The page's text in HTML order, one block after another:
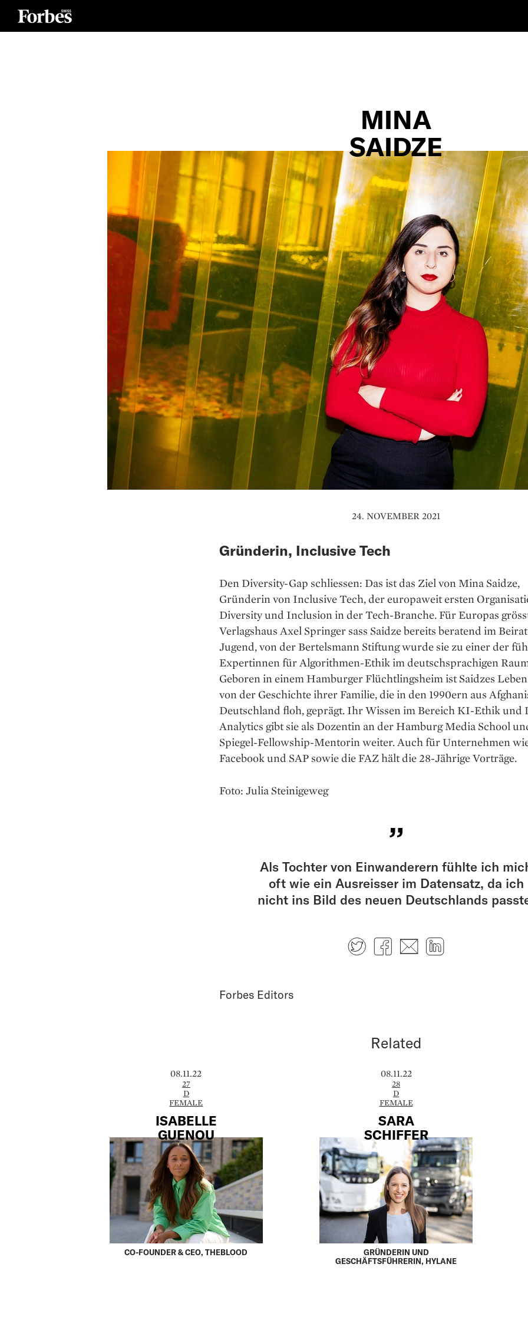
MINA
SAIDZE
24. NOVEMBER 2021
Gründerin, Inclusive Tech
Den Diversity-Gap schliessen: Das ist das Ziel von Mina Saidze,
Gründerin von Inclusive Tech, der europaweit ersten
Diversity und Inclusion in der Tech-Branche. Für Europas
Verlagshaus Axel Springer sass Saidze bereits beratend im
Jugend, von der Bertelsmann Stiftung wurde sie zu einer der
Expertinnen für Algorithmen-Ethik im deutschsprachigen
Geboren in einem Hamburger Flüchtlingsheim ist Saidzes
von der Geschichte ihrer Familie, die in den 1990ern aus
Deutschland floh, geprägt. Ihr Wissen im Bereich KI-Ethik und
Analytics gibt sie als Dozentin an der Hamburg Media School
Spiegel-Fellowship-Mentorin weiter. Auch für Unternehmen
Facebook und SAP sowie die FAZ hält die 28-Jährige Vorträge.
Foto: Julia Steinigeweg
Als Tochter von Einwanderern fühlte ich
oft wie ein Ausreisser im Datensatz, da ich
nicht ins Bild des neuen Deutschlands
TwitterFacebook
E-mail
Forbes Editors
Related
08.11.22
27
D
FEMALE
ISABELLE
GUENOU
CO-FOUNDER & CEO, THEBLOOD
08.11.22
28
D
FEMALE
SARA
SCHIFFER
GRÜNDERIN UND
GESCHÄFTSFÜHRERIN, HYLANE